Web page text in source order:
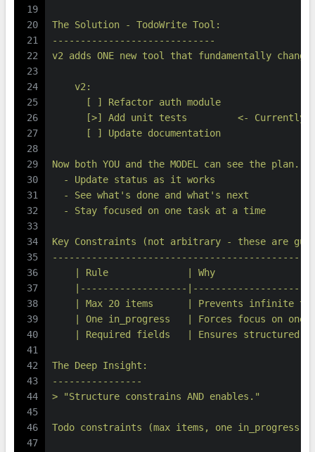
19
20
21
22
23
24
25
26
27
28
29
30
31
32
33
34
35
36
37
38
39
40
41
42
43
44
45
46
47
The Solution - TodoWrite Tool:
-----------------------------
v2 adds ONE new tool that fundamentally
    v2:
      [ ] Refactor auth module
[>] Add unit tests         <- Currently
      [ ] Update documentation
Now both YOU and the MODEL can see the plan.
  - Update status as it works
  - See what's done and what's next
  - Stay focused on one task at a time
Key Constraints (not arbitrary - these are
| Rule              | Why
|-------------------
| Max 20 items      | Prevents infinite
| One in_progress   | Forces focus on one
| Required fields   | Ensures structured
The Deep Insight:
----------------
> "Structure constrains AND enables."
Todo constraints (max items, one in_progress)